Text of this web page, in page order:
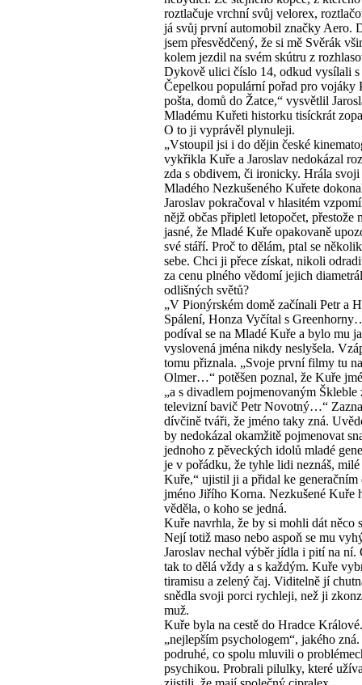
roztlačuje vrchní svůj velorex,
já svůj první automobil značky Aero.
jsem přesvědčený, že si mě Svěrák
kolem jezdil na svém skútru z
Dykově ulici číslo 14, odkud vysílali
Čepelkou populární pořad pro vojáky
pošta, domů do Žatce,“ vysvětlil
Mladému Kuřeti historku tisíckrát
O to ji vyprávěl plynuleji.
„Vstoupil jsi i do dějin české
vykřikla Kuře a Jaroslav nedokázal
zda s obdivem, či ironicky. Hrála
Mladého Nezkušeného Kuřete
Jaroslav pokračoval v hlasitém
nějž občas připletl letopočet, přestože
jasné, že Mladé Kuře opakovaně
své stáří. Proč to dělám, ptal se
sebe. Chci ji přece získat, nikoli
za cenu plného vědomí jejich
odlišných světů?
„V Pionýrském domě začínali Petr a
Spálení, Honza Vyčítal s
podíval se na Mladé Kuře a bylo mu
vyslovená jména nikdy neslyšela.
tomu přiznala. „Svoje první filmy tu
Olmer…“ potěšen poznal, že Kuře
„a s divadlem pojmenovaným Škleble
televizní bavič Petr Novotný…“
dívčině tváři, že jméno taky zná.
by nedokázal okamžitě pojmenovat
jednoho z pěveckých idolů mladé
je v pořádku, že tyhle lidi neznáš,
Kuře,“ ujistil ji a přidal ke generačním
jméno Jiřího Korna. Nezkušené Kuře
věděla, o koho se jedná.
Kuře navrhla, že by si mohli dát něco
Nejí totiž maso nebo aspoň se mu
Jaroslav nechal výběr jídla i pití na ní.
tak to dělá vždy a s každým. Kuře
tiramisu a zelený čaj. Viditelně jí
snědla svoji porci rychleji, než ji
muž.
Kuře byla na cestě do Hradce
„nejlepším psychologem“, jakého
podruhé, co spolu mluvili o
psychikou. Probrali pilulky, které